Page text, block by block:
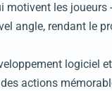
les
angle, rendant le
logiciel
actions